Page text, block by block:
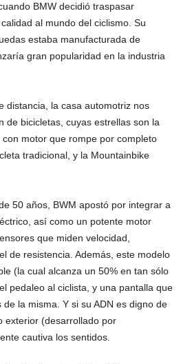
BMW decidió traspasar
al mundo del ciclismo. Su
estaba manufacturada de
gran popularidad en la industria
distancia, la casa automotriz nos
de bicicletas, cuyas estrellas son la
motor que rompe por completo
tradicional, y la Mountainbike
50 años, BWM apostó por integrar a
así como un potente motor
que miden velocidad,
de resistencia. Además, este modelo
(la cual alcanza un 50% en tan sólo
pedaleo al ciclista, y una pantalla que
la misma. Y si su ADN es digno de
exterior (desarrollado por
cautiva los sentidos.